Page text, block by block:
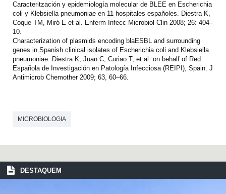
Caracteritzación y epidemiología molecular de BLEE en Escherichia
coli y Klebsiella pneumoniae en 11 hospitales españoles. Diestra K,
Coque TM, Miró E et al. Enferm Infecc Microbiol Clin 2008; 26: 404–
10.
Characterization of plasmids encoding blaESBL and surrounding
genes in Spanish clinical isolates of Escherichia coli and Klebsiella
pneumoniae. Diestra K; Juan C; Curiao T; et al. on behalf of Red
Española de Investigación en Patología Infecciosa (REIPI), Spain. J
Antimicrob Chemother 2009; 63, 60–66.
MICROBIOLOGIA
DESTAQUEM